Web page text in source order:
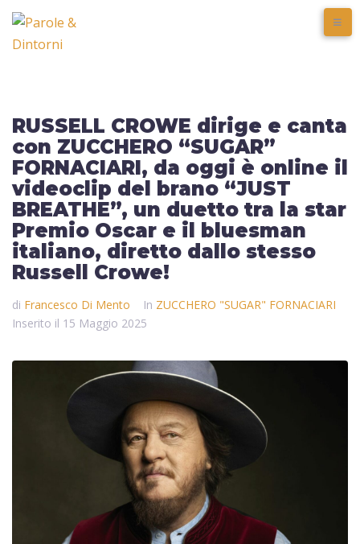
RUSSELL CROWE dirige e canta
con ZUCCHERO “SUGAR”
FORNACIARI, da oggi è online il
videoclip del brano “JUST
BREATHE”, un duetto tra la star
Premio Oscar e il bluesman
italiano, diretto dallo stesso
Russell Crowe!
di Francesco Di Mento In ZUCCHERO "SUGAR" FORNACIARI
Inserito il 15 Maggio 2025